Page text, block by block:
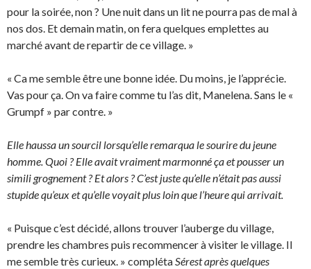
pour la soirée, non ? Une nuit dans un lit ne pourra pas de mal à
nos dos. Et demain matin, on fera quelques emplettes au
marché avant de repartir de ce village. »
« Ca me semble être une bonne idée. Du moins, je l’apprécie.
Vas pour ça. On va faire comme tu l’as dit, Manelena. Sans le «
Grumpf » par contre. »
Elle haussa un sourcil lorsqu’elle remarqua le sourire du jeune
homme. Quoi ? Elle avait vraiment marmonné ça et pousser un
simili grognement ? Et alors ? C’est juste qu’elle n’était pas aussi
stupide qu’eux et qu’elle voyait plus loin que l’heure qui arrivait.
« Puisque c’est décidé, allons trouver l’auberge du village,
prendre les chambres puis recommencer à visiter le village. Il
me semble très curieux. » complétaSérest après quelques